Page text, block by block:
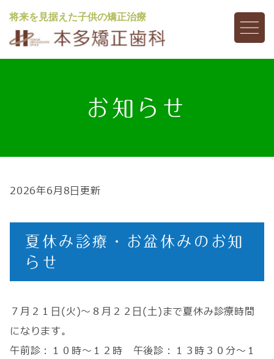
将来を見据えた子供の矯正治療
お知らせ
2026年6月8日更新
夏休み診療・お盆休みのお知
らせ
７月２１日(火)～８月２２日(土)まで夏休み診療時間
になります。
午前診：１０時～１２時 午後診：１３時３０分～１